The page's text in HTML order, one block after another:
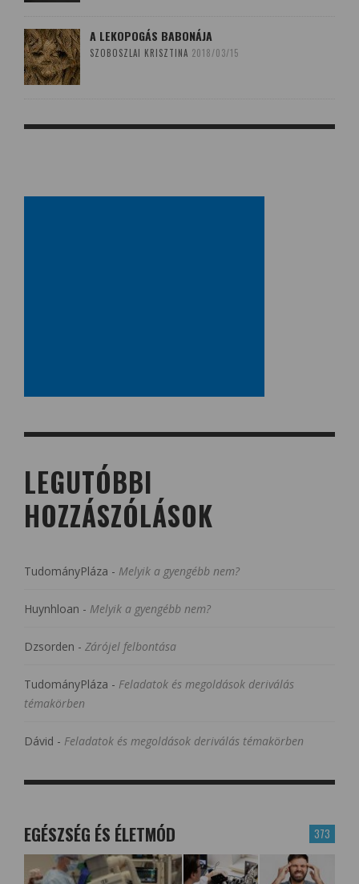
A LEKOPOGÁS BABONÁJA
SZOBOSZLAI KRISZTINA 2018/03/15
LEGUTÓBBI
HOZZÁSZÓLÁSOK
TudományPláza - Melyik a gyengébb nem?
Huynhloan - Melyik a gyengébb nem?
Dzsorden - Zárójel felbontása
TudományPláza - Feladatok és megoldások deriválás
témakörben
Dávid - Feladatok és megoldások deriválás témakörben
373
EGÉSZSÉG ÉS ÉLETMÓD